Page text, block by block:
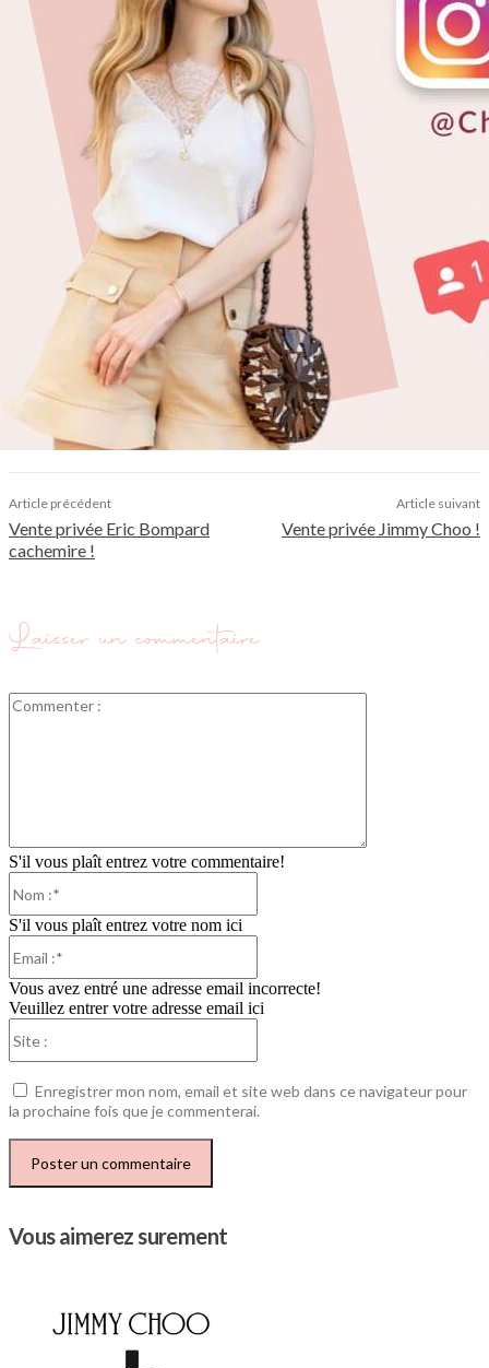
Article précédent
Vente privée Eric Bompard
cachemire !
Article suivant
Vente privée Jimmy Choo !
Laisser un commentaire
S'il vous plaît entrez votre commentaire!
S'il vous plaît entrez votre nom ici
Vous avez entré une adresse email incorrecte!
Veuillez entrer votre adresse email ici
Enregistrer mon nom, email et site web dans ce navigateur pour
la prochaine fois que je commenterai.
Vous aimerez surement